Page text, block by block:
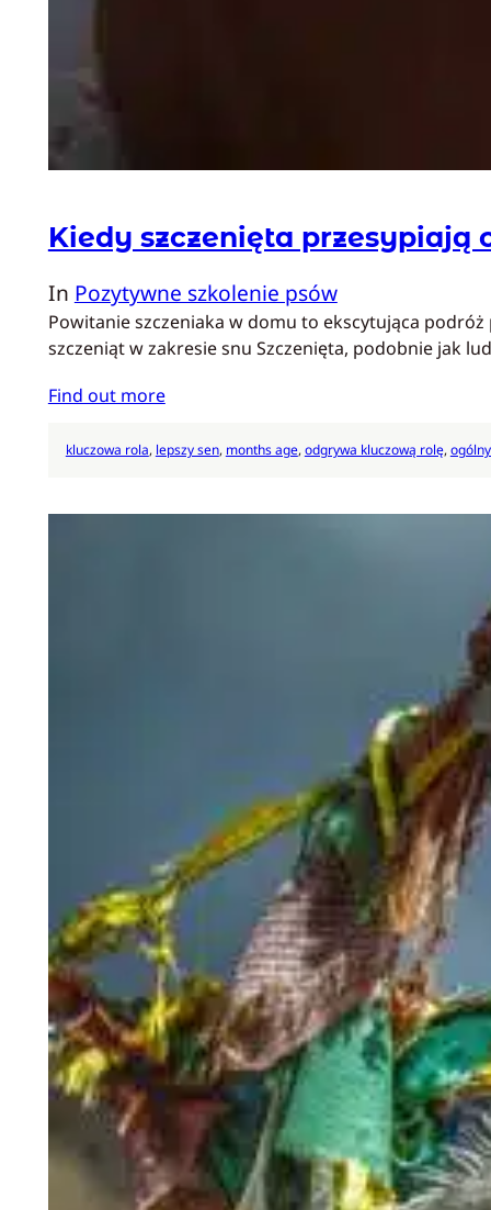
Kiedy szczenięta przesypiają
In Pozytywne szkolenie psów
Powitanie szczeniaka w domu to ekscytująca
szczeniąt w zakresie snu Szczenięta, podobnie jak
Find out more
kluczowa rola, lepszy sen, months age, odgrywa kluczową rolę,